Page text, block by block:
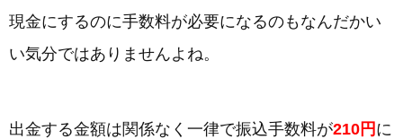
現金にするのに手数料が必要になるのもなんだかい
い気分ではありませんよね。
出金する金額は関係なく一律で振込手数料が210円 に